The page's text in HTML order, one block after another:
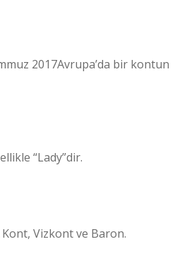
2017Avrupa’da bir kontun
“Lady”dir.
Vizkont ve Baron.